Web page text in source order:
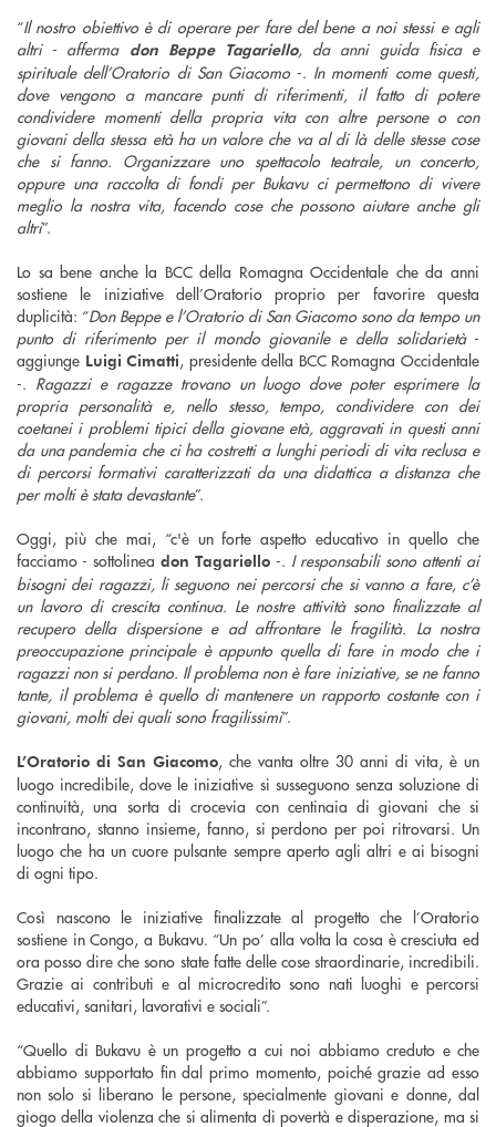
“Il nostro obiettivo è di operare per fare del bene a noi stessi e agli
altri - afferma don Beppe Tagariello, da anni guida fisica e
spirituale dell’Oratorio di San Giacomo -. In momenti come questi,
dove vengono a mancare punti di riferimenti, il fatto di potere
condividere momenti della propria vita con altre persone o con
giovani della stessa età ha un valore che va al di là delle stesse cose
che si fanno. Organizzare uno spettacolo teatrale, un concerto,
oppure una raccolta di fondi per Bukavu ci permettono di vivere
meglio la nostra vita, facendo cose che possono aiutare anche gli
altri”.
Lo sa bene anche la BCC della Romagna Occidentale che da anni
sostiene le iniziative dell’Oratorio proprio per favorire questa
duplicità: “Don Beppe e l’Oratorio di San Giacomo sono da tempo un
punto di riferimento per il mondo giovanile e della solidarietà-
aggiunge Luigi Cimatti, presidente della BCC Romagna Occidentale
-. Ragazzi e ragazze trovano un luogo dove poter esprimere la
propria personalità e, nello stesso, tempo, condividere con dei
coetanei i problemi tipici della giovane età, aggravati in questi anni
da una pandemia che ci ha costretti a lunghi periodi di vita reclusa e
di percorsi formativi caratterizzati da una didattica a distanza che
per molti è stata devastante”.
Oggi, più che mai, “c'è un forte aspetto educativo in quello che
facciamo - sottolineadon Tagariello -. I responsabili sono attenti ai
bisogni dei ragazzi, li seguono nei percorsi che si vanno a fare, c’è
un lavoro di crescita continua. Le nostre attività sono finalizzate al
recupero della dispersione e ad affrontare le fragilità. La nostra
preoccupazione principale è appunto quella di fare in modo che i
ragazzi non si perdano. Il problema non è fare iniziative, se ne fanno
tante, il problema è quello di mantenere un rapporto costante con i
giovani, molti dei quali sono fragilissimi”.
L’Oratorio di San Giacomo, che vanta oltre 30 anni di vita, è un
luogo incredibile, dove le iniziative si susseguono senza soluzione di
continuità, una sorta di crocevia con centinaia di giovani che si
incontrano, stanno insieme, fanno, si perdono per poi ritrovarsi. Un
luogo che ha un cuore pulsante sempre aperto agli altri e ai bisogni
di ogni tipo.
Così nascono le iniziative finalizzate al progetto che l’Oratorio
sostiene in Congo, a Bukavu. “Un po’ alla volta la cosa è cresciuta ed
ora posso dire che sono state fatte delle cose straordinarie, incredibili.
Grazie ai contributi e al microcredito sono nati luoghi e percorsi
educativi, sanitari, lavorativi e sociali”.
“Quello di Bukavu è un progetto a cui noi abbiamo creduto e che
abbiamo supportato fin dal primo momento, poiché grazie ad esso
non solo si liberano le persone, specialmente giovani e donne, dal
giogo della violenza che si alimenta di povertà e disperazione, ma si